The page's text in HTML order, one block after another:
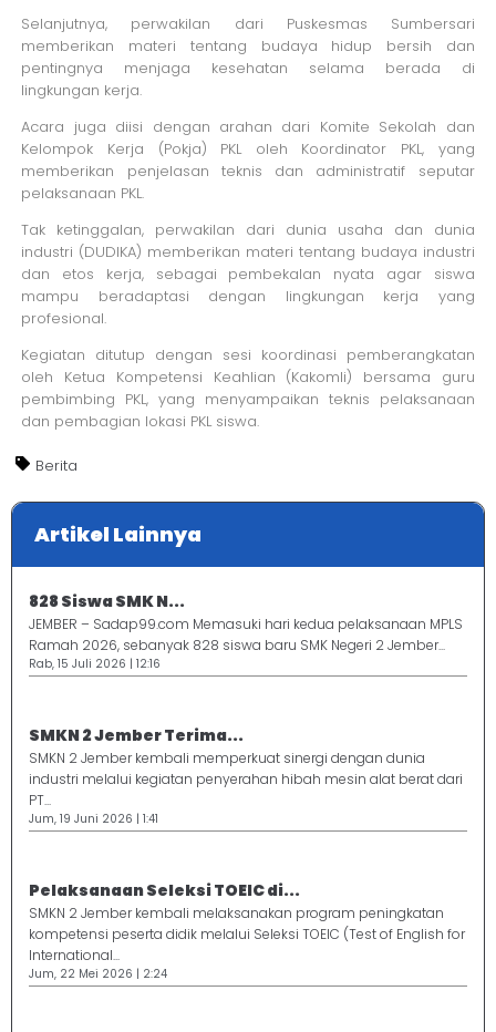
Selanjutnya, perwakilan dari Puskesmas Sumbersari
memberikan materi tentang budaya hidup bersih dan
pentingnya menjaga kesehatan selama berada di
lingkungan kerja.
Acara juga diisi dengan arahan dari Komite Sekolah dan
Kelompok Kerja (Pokja) PKL oleh Koordinator PKL, yang
memberikan penjelasan teknis dan administratif seputar
pelaksanaan PKL.
Tak ketinggalan, perwakilan dari dunia usaha dan dunia
industri (DUDIKA) memberikan materi tentang budaya industri
dan etos kerja, sebagai pembekalan nyata agar siswa
mampu beradaptasi dengan lingkungan kerja yang
profesional.
Kegiatan ditutup dengan sesi koordinasi pemberangkatan
oleh Ketua Kompetensi Keahlian (Kakomli) bersama guru
pembimbing PKL, yang menyampaikan teknis pelaksanaan
dan pembagian lokasi PKL siswa.
Berita
Artikel Lainnya
828 Siswa SMK N...
JEMBER – Sadap99.com Memasuki hari kedua pelaksanaan MPLS
Ramah 2026, sebanyak 828 siswa baru SMK Negeri 2 Jember...
Rab, 15 Juli 2026 | 12:16
SMKN 2 Jember Terima...
SMKN 2 Jember kembali memperkuat sinergi dengan dunia
industri melalui kegiatan penyerahan hibah mesin alat berat dari
PT...
Jum, 19 Juni 2026 | 1:41
Pelaksanaan Seleksi TOEIC di...
SMKN 2 Jember kembali melaksanakan program peningkatan
kompetensi peserta didik melalui Seleksi TOEIC (Test of English for
International...
Jum, 22 Mei 2026 | 2:24